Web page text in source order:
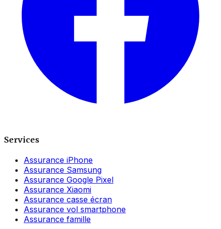
Services
Assurance iPhone
Assurance Samsung
Assurance Google Pixel
Assurance Xiaomi
Assurance casse écran
Assurance vol smartphone
Assurance famille